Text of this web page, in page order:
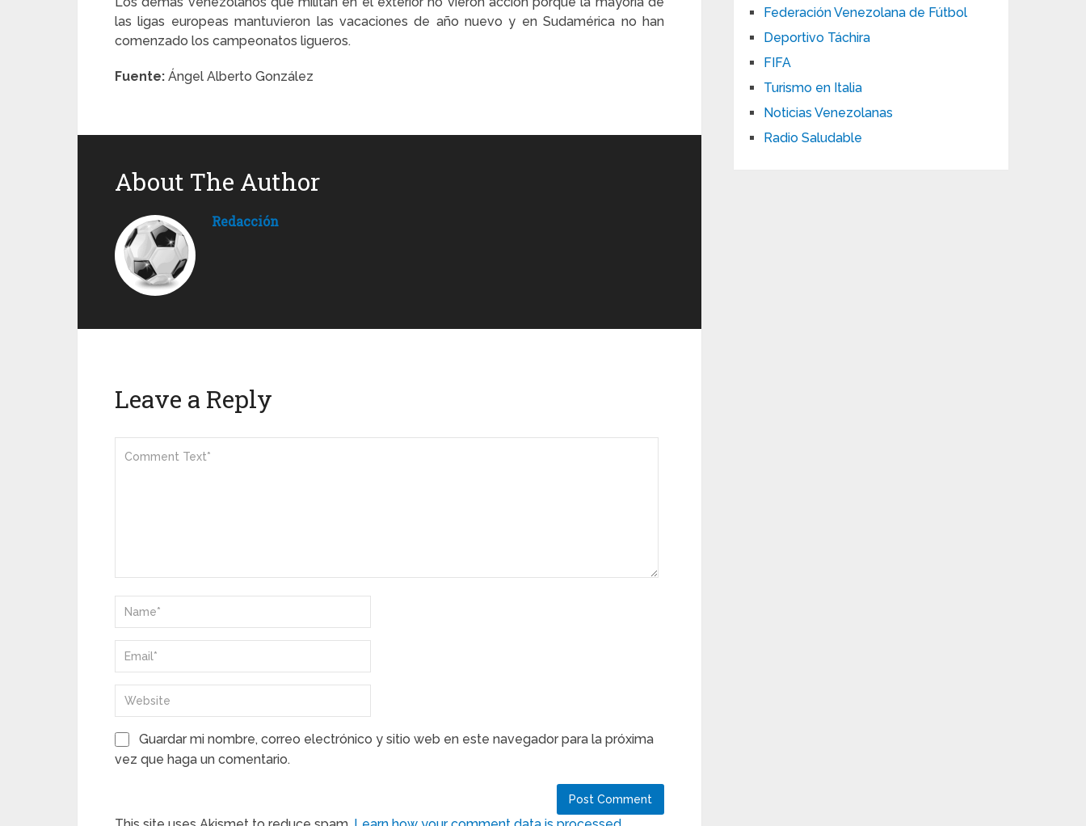
las ligas europeas mantuvieron las vacaciones de año nuevo y en Sudamérica no han
comenzado los campeonatos ligueros.
Fuente: Ángel Alberto González
About The Author
Redacción
Leave a Reply
Guardar mi nombre, correo electrónico y sitio web en este navegador para la próxima
vez que haga un comentario.
Federación Venezolana de Fútbol
Deportivo Táchira
FIFA
Turismo en Italia
Noticias Venezolanas
Radio Saludable